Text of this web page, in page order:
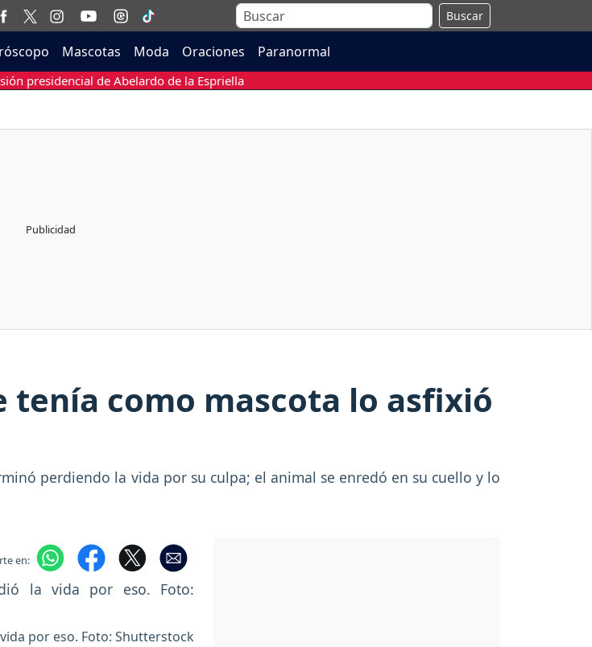
Buscar
Mascotas Moda Oraciones Paranormal
presidencial de Abelardo de la Espriella
tenía como mascota lo asfixió
perdiendo la vida por su culpa; el animal se enredó en su cuello y lo
en:
por eso. Foto: Shutterstock